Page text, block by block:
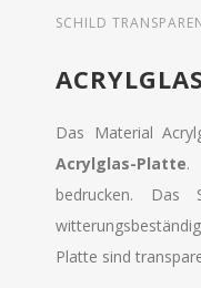
SCHILD
Das Material
Acrylglas-Platte.
bedrucken.
Platte sind